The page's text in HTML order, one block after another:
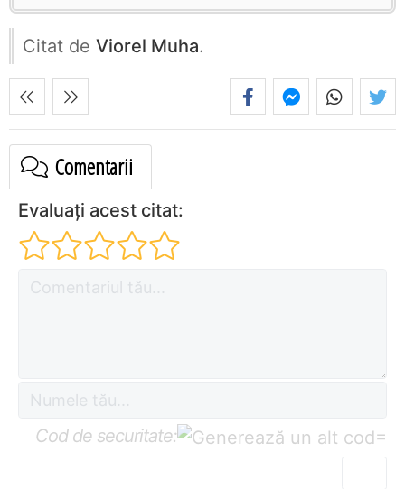
Citat de Viorel Muha.
Comentarii
Evaluați acest citat:
Cod de securitate: =